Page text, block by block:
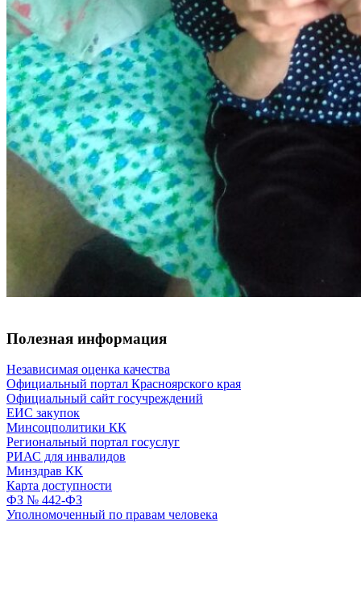
Полезная информация
Независимая оценка качества
Официальный портал Красноярского края
Официальный сайт госучреждений
ЕИС закупок
Минсоцполитики КК
Региональный портал госуслуг
РИАС для инвалидов
Минздрав КК
Карта доступности
ФЗ № 442-ФЗ
Уполномоченный по правам человека